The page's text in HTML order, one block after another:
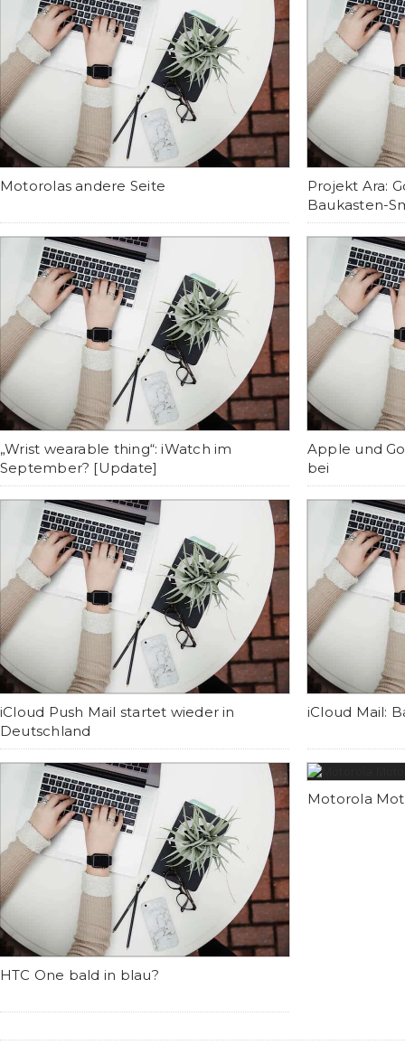
Motorolas andere Seite
Projekt Ara:
Baukasten-
„Wrist wearable thing“: iWatch im
September? [Update]
Apple und
bei
iCloud Push Mail startet wieder in
Deutschland
iCloud Mail:
HTC One bald in blau?
Motorola